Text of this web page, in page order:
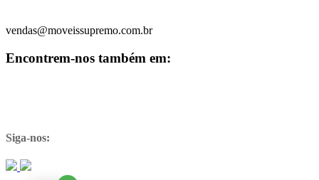
vendas@moveissupremo.com.br
Encontrem-nos também em:
Siga-nos: